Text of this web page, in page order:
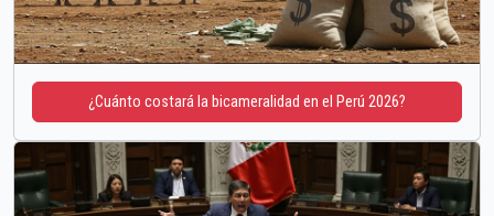
¿Cuánto costará la bicameralidad en el Perú 2026?